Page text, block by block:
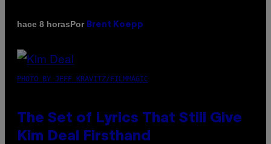
hace 8 horasPor Brent Koepp
PHOTO BY JEFF KRAVITZ/FILMMAGIC
The Set of Lyrics That Still Give
Kim Deal Firsthand